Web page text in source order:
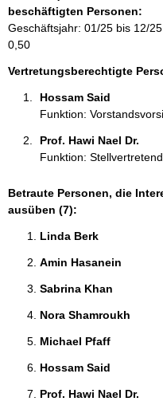
a
t
i
o
beschäftigten Personen:
Geschäftsjahr: 01/25 bis 12/25
0,50
Vertretungsberechtigte
Hossam Said
Funktion:
Prof. Hawi Nael Dr.
Funktion:
Betraute Personen, die
ausüben (7):
Linda Berk
Amin Hasanein
Sabrina Khan
Nora Shamroukh
Michael Pfaff
Hossam Said
Prof. Hawi Nael Dr.